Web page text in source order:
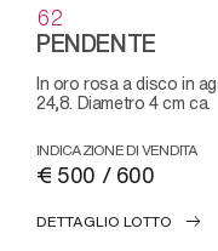
62
PENDENTE
in oro rosa a disco in agata bianca con ametista al centro, gr.
24,8. Diametro 4 cm ca.
INDICAZIONE DI VENDITA
€ 500 / 600
DETTAGLIO LOTTO